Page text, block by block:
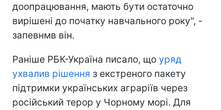
доопрацювання, мають бути остаточно
вирішені до початку навчального року", -
запевнмв він.
Раніше РБК-Україна писало, що уряд
ухвалив рішення з екстреного пакету
підтримки українських аграріїв через
російський терор у Чорному морі. Для